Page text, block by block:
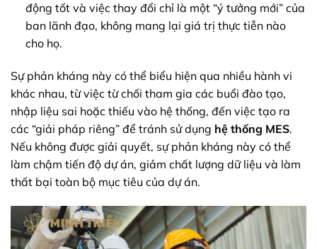
động tốt và việc thay đổi chỉ là một “ý tưởng mới” của
ban lãnh đạo, không mang lại giá trị thực tiễn nào
cho họ.
Sự phản kháng này có thể biểu hiện qua nhiều hành vi
khác nhau, từ việc từ chối tham gia các buổi đào tạo,
nhập liệu sai hoặc thiếu vào hệ thống, đến việc tạo ra
các “giải pháp riêng” để tránh sử dụng hệ thống MES.
Nếu không được giải quyết, sự phản kháng này có thể
làm chậm tiến độ dự án, giảm chất lượng dữ liệu và làm
thất bại toàn bộ mục tiêu của dự án.